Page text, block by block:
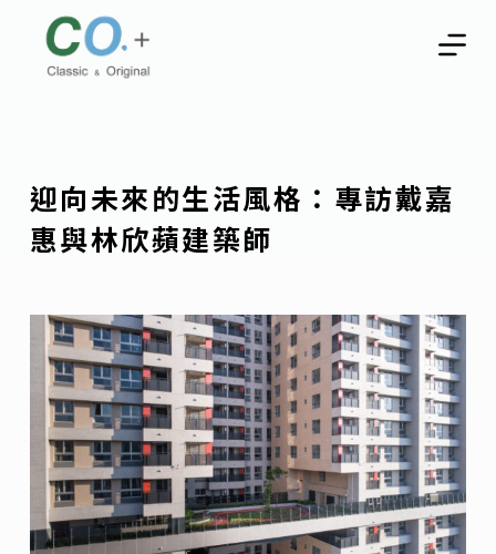
容
迎向未來的生活風格：專訪戴嘉
惠與林欣蘋建築師